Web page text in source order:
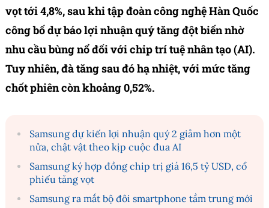
vọt tới 4,8%, sau khi tập đoàn công nghệ Hàn Quốc
công bố dự báo lợi nhuận quý tăng đột biến nhờ
nhu cầu bùng nổ đối với chip trí tuệ nhân tạo (AI).
Tuy nhiên, đà tăng sau đó hạ nhiệt, với mức tăng
chốt phiên còn khoảng 0,52%.
Samsung dự kiến lợi nhuận quý 2 giảm hơn một
nửa, chật vật theo kịp cuộc đua AI
Samsung ký hợp đồng chip trị giá 16,5 tỷ USD, cổ
phiếu tăng vọt
Samsung ra mắt bộ đôi smartphone tầm trung mới